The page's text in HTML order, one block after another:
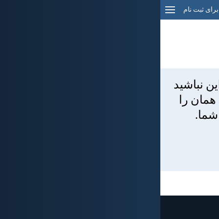
برای ثبت نام
نباشيد
را
شما.